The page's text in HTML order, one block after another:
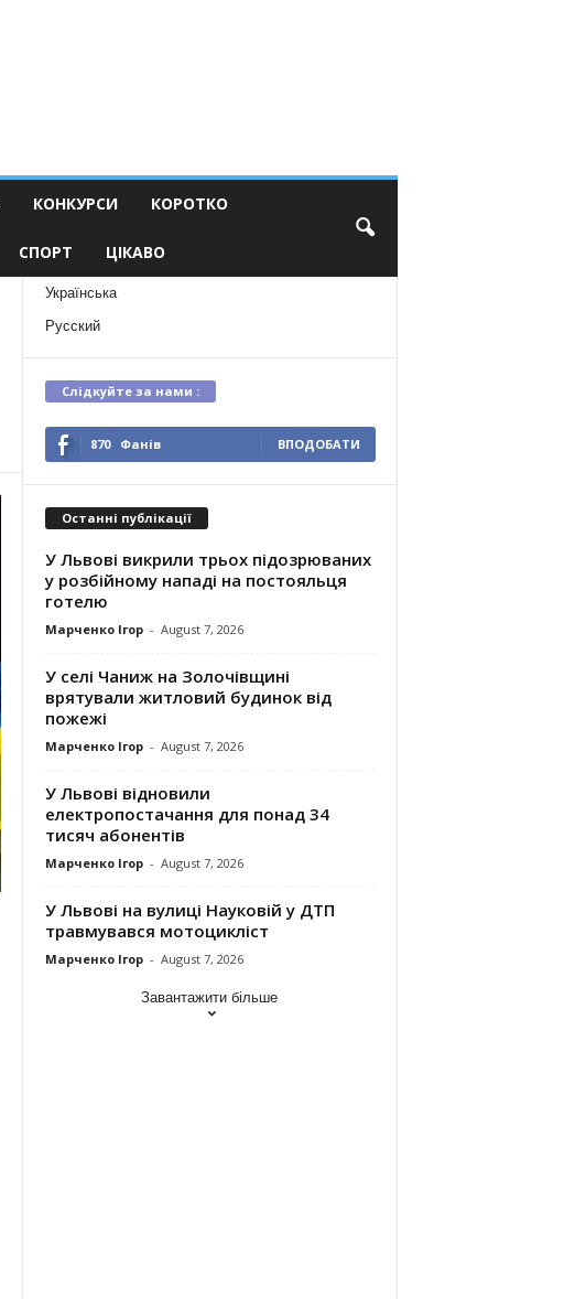
КОНКУРСИ КОРОТКО
СПОРТ ЦІКАВО
Українська
Русский
Слідкуйте за нами :
870 Фанів ВПОДОБАТИ
Останні публікації
У Львові викрили трьох підозрюваних
у розбійному нападі на постояльця
готелю
Марченко Ігор - August 7, 2026
У селі Чаниж на Золочівщині
врятували житловий будинок від
пожежі
Марченко Ігор - August 7, 2026
У Львові відновили
електропостачання для понад 34
тисяч абонентів
Марченко Ігор - August 7, 2026
У Львові на вулиці Науковій у ДТП
травмувався мотоцикліст
Марченко Ігор - August 7, 2026
Завантажити більше